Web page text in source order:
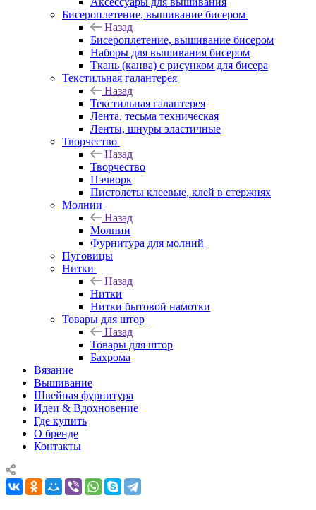
Бисероплетение, вышивание бисером
Назад
Бисероплетение, вышивание бисером
Наборы для вышивания бисером
Ткань (канва) с рисунком для бисера
Текстильная галантерея
Назад
Текстильная галантерея
Лента, тесьма техническая
Ленты, шнуры эластичные
Творчество
Назад
Творчество
Пэчворк
Пистолеты клеевые, клей в стержнях
Молнии
Назад
Молнии
Фурнитура для молний
Пуговицы
Нитки
Назад
Нитки
Нитки бытовой намотки
Товары для штор
Назад
Товары для штор
Бахрома
Вязание
Вышивание
Швейная фурнитура
Идеи & Вдохновение
Где купить
О бренде
Контакты